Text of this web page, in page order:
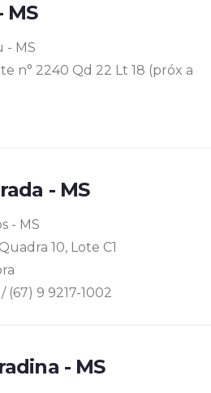
MS
- MS
n° 2240 Qd 22 Lt 18 (próx a
- MS
- MS
10, Lote C1
(67) 9 9217-1002
- MS